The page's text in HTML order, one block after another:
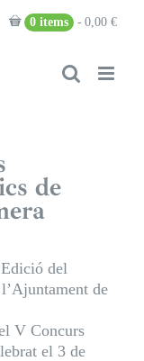
0 items 0,00 €
de
del
de
V Concurs
el 3 de